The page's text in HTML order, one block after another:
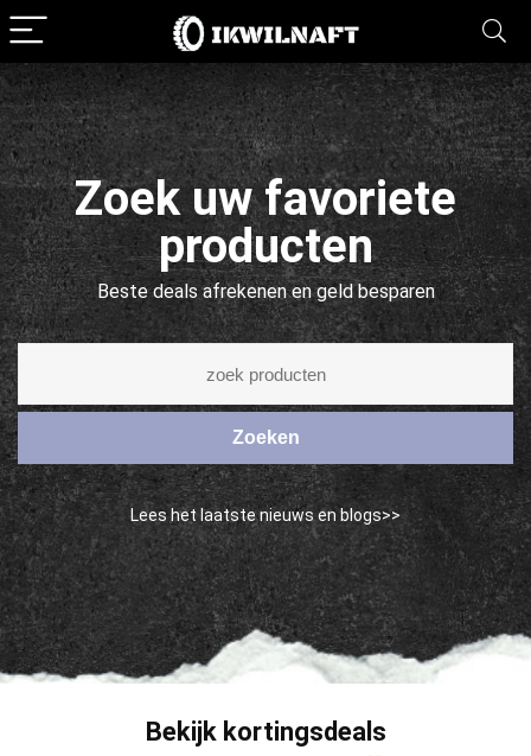
Zoek uw favoriete
producten
Beste deals afrekenen en geld besparen
Zoeken
Lees het laatste nieuws en blogs>>
Bekijk kortingsdeals